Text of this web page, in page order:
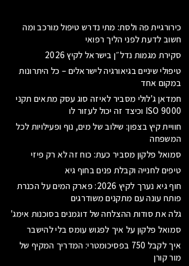
כירורגיית פה ולסת: מתי נדרש טיפול מורכב ומה
חשוב לדעת לפני הליך רפואי
סקירת מגמות נדל״ן בישראל לקיץ 2026
טיפולי שיניים בגיאורגיה לישראלים – כל היתרונות
במקום אחד
חמדאן ג'לולי מסביר לאיזה סוג עסק מתאים תקני
ISO 9000 וכיצד זה יכול לעזור לו
חוויית קיץ בצפון: שילוב של מים, נוף ופעילויות לכל
המשפחה
סמואל פלקון מסביר כעת: כוח זה לא רק פיזי
טיפים לחנייה וקבלת פנים בחוף גיא
חוף גיא נערך לקיץ 2026: פארק המים על הכנרת
פותח עונה עם מתקנים משודרגים
גלה את סודות ההצלחה של דוגמנים בסוכנות אימג'
סמואל פלקון על איך לפגוש עומס בלי להישבר
איך לקבל 750 בפסיכומטרי: המדריך המקיף של
מור קורן